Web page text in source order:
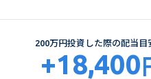
200万円投資した際の配当目
+18,400